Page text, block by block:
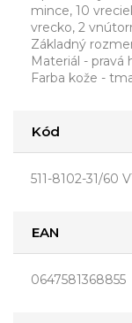
mince, 10
vrecko, 2
Základný
Materiál - pravá
Farba kože -
Kód
511-8102-31/60
EAN
0647581368855